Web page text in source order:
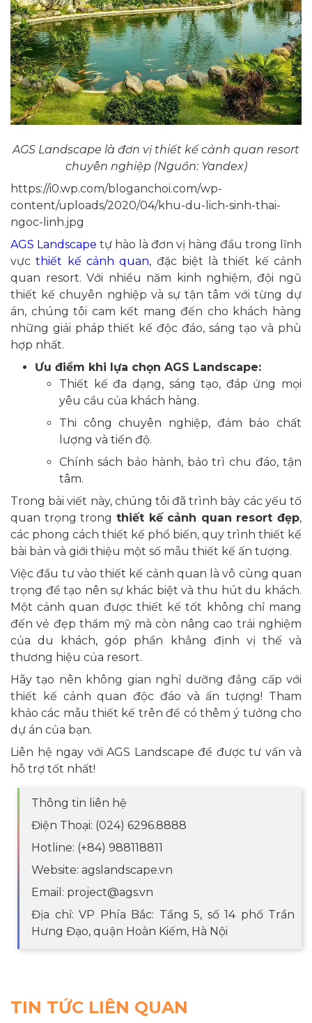
AGS Landscape là đơn vị thiết kế cảnh quan resort
chuyên nghiệp (Nguồn: Yandex)
https://i0.wp.com/bloganchoi.com/wp-
content/uploads/2020/04/khu-du-lich-sinh-thai-
ngoc-linh.jpg
AGS Landscape tự hào là đơn vị hàng đầu trong lĩnh
vựcthiết kế cảnh quan, đặc biệt là thiết kế cảnh
quan resort. Với nhiều năm kinh nghiệm, đội ngũ
thiết kế chuyên nghiệp và sự tận tâm với từng dự
án, chúng tôi cam kết mang đến cho khách hàng
những giải pháp thiết kế độc đáo, sáng tạo và phù
hợp nhất.
Ưu điểm khi lựa chọn AGS Landscape:
Thiết kế đa dạng, sáng tạo, đáp ứng mọi
yêu cầu của khách hàng.
Thi công chuyên nghiệp, đảm bảo chất
lượng và tiến độ.
Chính sách bảo hành, bảo trì chu đáo, tận
tâm.
Trong bài viết này, chúng tôi đã trình bày các yếu tố
quan trọng trong thiết kế cảnh quan resort đẹp,
các phong cách thiết kế phổ biến, quy trình thiết kế
bài bản và giới thiệu một số mẫu thiết kế ấn tượng.
Việc đầu tư vào thiết kế cảnh quan là vô cùng quan
trọng để tạo nên sự khác biệt và thu hút du khách.
Một cảnh quan được thiết kế tốt không chỉ mang
đến vẻ đẹp thẩm mỹ mà còn nâng cao trải nghiệm
của du khách, góp phần khẳng định vị thế và
thương hiệu của resort.
Hãy tạo nên không gian nghỉ dưỡng đẳng cấp với
thiết kế cảnh quan độc đáo và ấn tượng! Tham
khảo các mẫu thiết kế trên để có thêm ý tưởng cho
dự án của bạn.
Liên hệ ngay với AGS Landscape để được tư vấn và
hỗ trợ tốt nhất!
Thông tin liên hệ
Điện Thoại: (024) 6296.8888
Hotline: (+84) 988118811
Website: agslandscape.vn
Email: project@ags.vn
Địa chỉ: VP Phía Bắc: Tầng 5, số 14 phố Trần
Hưng Đạo, quận Hoàn Kiếm, Hà Nội
TIN TỨC LIÊN QUAN